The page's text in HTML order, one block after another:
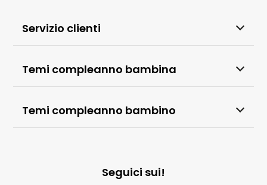
Servizio clienti
Temi compleanno bambina
Temi compleanno bambino
Seguici sui!